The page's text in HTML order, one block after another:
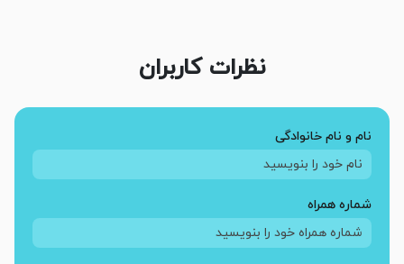
نظرات کاربران
نام و نام خانوادگی
شماره همراه